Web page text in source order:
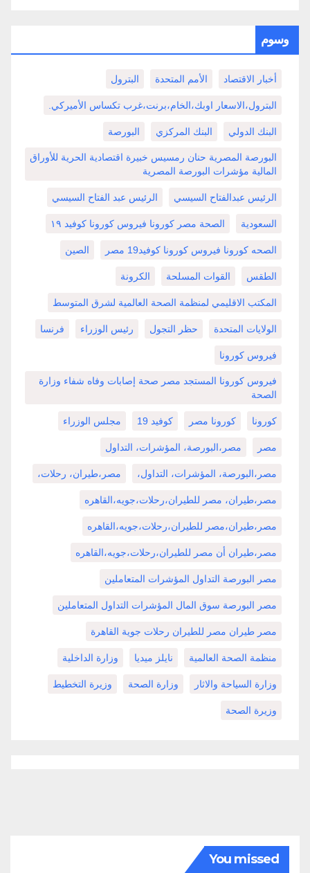
وسوم
أخبار الاقتصاد الأمم المتحدة البترول
البترول،الاسعار اوبك،الخام،برنت،غرب تكساس الأميركي.
البنك الدولي البنك المركزي البورصة
البورصة المصرية حنان رمسيس خبيرة اقتصادية الحرية للأوراق
المالية مؤشرات البورصة المصرية
الرئيس عبدالفتاح السيسي الرئيس عبد الفتاح السيسي
السعودية الصحة مصر كورونا فيروس كورونا كوفيد ١٩
الصحه كورونا فيروس كورونا كوفيد19 مصر الصين
الطقس القوات المسلحة الكرونة
المكتب الاقليمي لمنظمة الصحة العالمية لشرق المتوسط
الولايات المتحدة حظر التجول رئيس الوزراء فرنسا
فيروس كورونا
فيروس كورونا المستجد مصر صحة إصابات وفاه شفاء وزارة
الصحة
كورونا كورونا مصر كوفيد 19 مجلس الوزراء
مصر مصر،البورصة، المؤشرات، التداول
مصر،البورصة، المؤشرات، التداول، مصر،طيران، رحلات،
مصر،طيران، مصر للطيران،رحلات،جويه،القاهره
مصر،طيران،مصر للطيران،رحلات،جويه،القاهره
مصر،طيران أن مصر للطيران،رحلات،جويه،القاهره
مصر البورصة التداول المؤشرات المتعاملين
مصر البورصة سوق المال المؤشرات التداول المتعاملين
مصر طيران مصر للطيران رحلات جوية القاهرة
منظمة الصحة العالمية نايلز ميديا وزارة الداخلية
وزارة السياحة والاثار وزارة الصحة وزيرة التخطيط
وزيرة الصحة
You missed